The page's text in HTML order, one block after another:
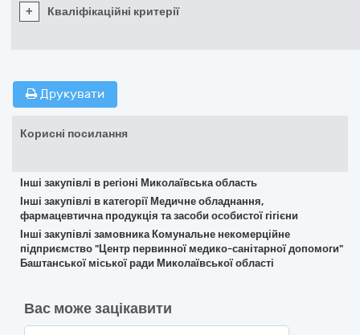
+ Кваліфікаційні критерії
Друкувати
Корисні посилання
Інші закупівлі в регіоні Миколаївська область
Інші закупівлі в категорії Медичне обладнання,
фармацевтична продукція та засоби особистої гігієни
Інші закупівлі замовника Комунальне некомерційне
підприємство "Центр первинної медико-санітарної допомоги"
Баштанської міської ради Миколаївської області
Вас може зацікавити